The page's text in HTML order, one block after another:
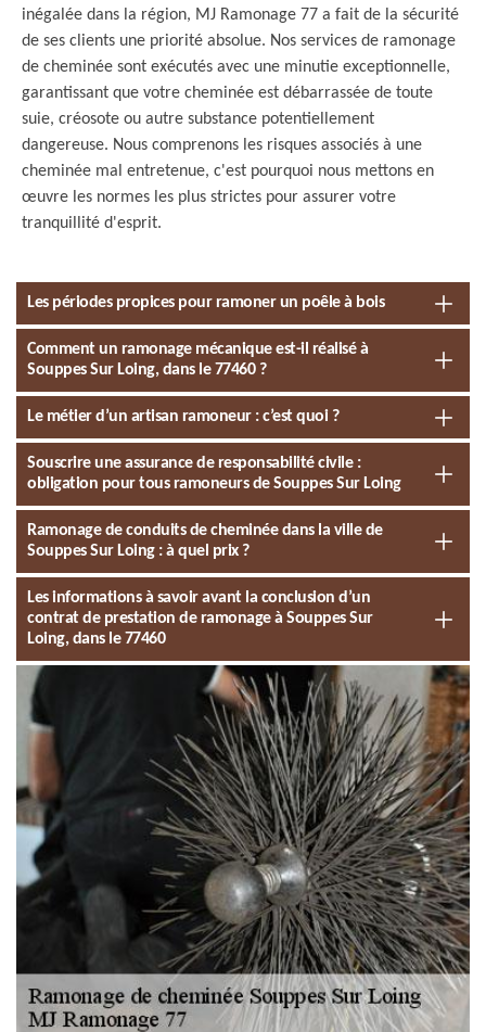
inégalée dans la région, MJ Ramonage 77 a fait de la sécurité
de ses clients une priorité absolue. Nos services de ramonage
de cheminée sont exécutés avec une minutie exceptionnelle,
garantissant que votre cheminée est débarrassée de toute
suie, créosote ou autre substance potentiellement
dangereuse. Nous comprenons les risques associés à une
cheminée mal entretenue, c'est pourquoi nous mettons en
œuvre les normes les plus strictes pour assurer votre
tranquillité d'esprit.
Les périodes propices pour ramoner un poêle à bois
Comment un ramonage mécanique est-il réalisé à
Souppes Sur Loing, dans le 77460 ?
Le métier d’un artisan ramoneur : c’est quoi ?
Souscrire une assurance de responsabilité civile :
obligation pour tous ramoneurs de Souppes Sur Loing
Ramonage de conduits de cheminée dans la ville de
Souppes Sur Loing : à quel prix ?
Les informations à savoir avant la conclusion d’un
contrat de prestation de ramonage à Souppes Sur
Loing, dans le 77460